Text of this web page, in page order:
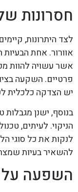
חסרונות
לצד היתרונות,
אוורור. אחת הבעיות
אשר עשויה להוות
פרטיים. השקעה
יש הצדקה כלכלית
בנוסף, ישנן מגבלות
הניקוי. לעיתים,
לנקות את כל סוגי
להשאיר בעיות
השפעה על